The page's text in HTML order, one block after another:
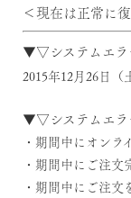
＜現在は正常に
▼▽システムエ
2015年12月26日
▼▽システムエ
・期間中にオンラ
・期間中にご注文
・期間中にご注